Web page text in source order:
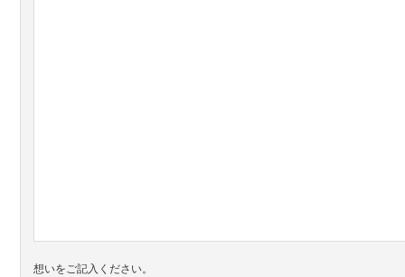
想いをご記入ください。